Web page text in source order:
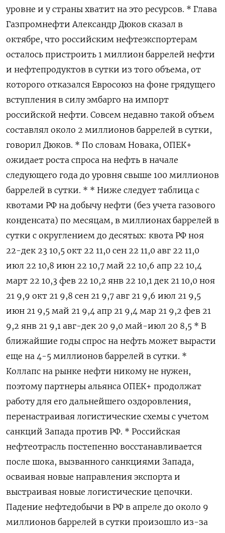
уровне и у страны хватит на это ресурсов. * Глава
Газпромнефти Александр Дюков сказал в
октябре, что российским нефтеэкспортерам
осталось пристроить 1 миллион баррелей нефти
и нефтепродуктов в сутки из того объема, от
которого отказался Евросоюз на фоне грядущего
вступления в силу эмбарго на импорт
российской нефти. Совсем недавно такой объем
составлял около 2 миллионов баррелей в сутки,
говорил Дюков. * По словам Новака, ОПЕК+
ожидает роста спроса на нефть в начале
следующего года до уровня свыше 100 миллионов
баррелей в сутки. * * Ниже следует таблица с
квотами РФ на добычу нефти (без учета газового
конденсата) по месяцам, в миллионах баррелей в
сутки с округлением до десятых: квота РФ ноя
22-дек 23 10,5 окт 22 11,0 сен 22 11,0 авг 22 11,0
июл 22 10,8 июн 22 10,7 май 22 10,6 апр 22 10,4
март 22 10,3 фев 22 10,2 янв 22 10,1 дек 21 10,0 ноя
21 9,9 окт 21 9,8 сен 21 9,7 авг 21 9,6 июл 21 9,5
июн 21 9,5 май 21 9,4 апр 21 9,4 мар 21 9,2 фев 21
9,2 янв 21 9,1 авг-дек 20 9,0 май-июл 20 8,5 * В
ближайшие годы спрос на нефть может вырасти
еще на 4-5 миллионов баррелей в сутки. *
Коллапс на рынке нефти никому не нужен,
поэтому партнеры альянса ОПЕК+ продолжат
работу для его дальнейшего оздоровления,
перенастраивая логистические схемы с учетом
санкций Запада против РФ. * Российская
нефтеотрасль постепенно восстанавливается
после шока, вызванного санкциями Запада,
осваивая новые направления экспорта и
выстраивая новые логистические цепочки.
Падение нефтедобычи в РФ в апреле до около 9
миллионов баррелей в сутки произошло из-за